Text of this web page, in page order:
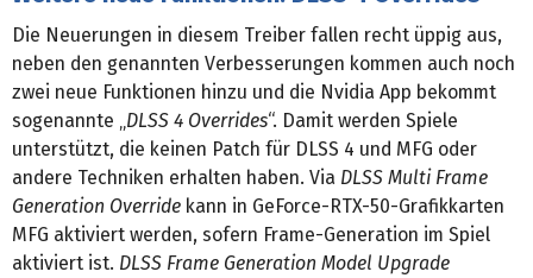
Die Neuerungen in diesem Treiber fallen recht üppig aus,
neben den genannten Verbesserungen kommen auch noch
zwei neue Funktionen hinzu und die Nvidia App bekommt
sogenannte „ DLSS 4 Overrides“. Damit werden Spiele
unterstützt, die keinen Patch für DLSS 4 und MFG oder
andere Techniken erhalten haben. Via DLSS Multi Frame
Generation Override kann in GeForce-RTX-50-Grafikkarten
MFG aktiviert werden, sofern Frame-Generation im Spiel
aktiviert ist. DLSS Frame Generation Model Upgrade